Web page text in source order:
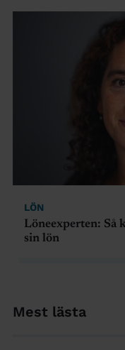
Mest lästa
LÖN
Löneexperten: Så
sin lön